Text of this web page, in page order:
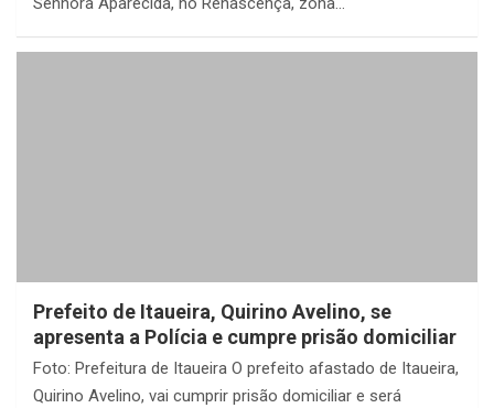
Prefeito de Itaueira, Quirino Avelino, se
apresenta a Polícia e cumpre prisão domiciliar
Foto: Prefeitura de Itaueira O prefeito afastado de Itaueira,
Quirino Avelino, vai cumprir prisão domiciliar e será